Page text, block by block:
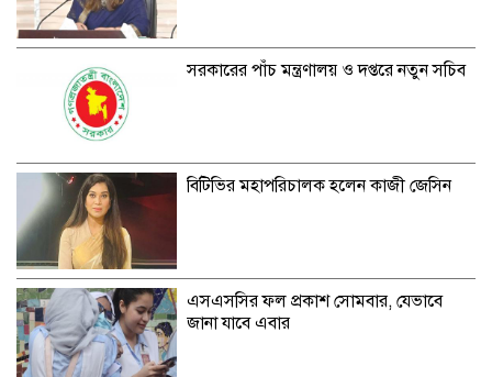
সরকারের পাঁচ মন্ত্রণালয় ও দপ্তরে নতুন সচিব
বিটিভির মহাপরিচালক হলেন কাজী জেসিন
এসএসসির ফল প্রকাশ সোমবার, যেভাবে
জানা যাবে এবার